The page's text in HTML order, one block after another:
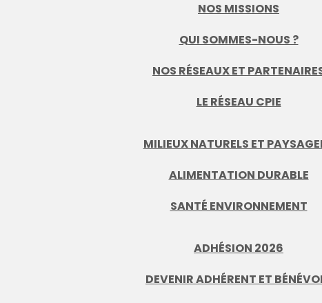
NOS MISSIONS
QUI SOMMES-NOUS ?
NOS RÉSEAUX ET
LE RÉSEAU CPIE
MILIEUX NATURELS ET
ALIMENTATION DURABLE
SANTÉ ENVIRONNEMENT
ADHÉSION 2026
DEVENIR ADHÉRENT ET